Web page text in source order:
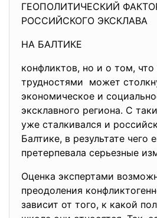
ГЕОПОЛИТИЧЕСКИЙ
РОССИЙСКОГО ЭКСКЛАВА
НА БАЛТИКЕ
конфликтов, но и о том,
трудностями может
экономическое и
эксклавного региона. С
уже сталкивался и
Балтике, в результате чего
претерпевала серьезные
Оценка экспертами
преодоления
зависит от того, к какой